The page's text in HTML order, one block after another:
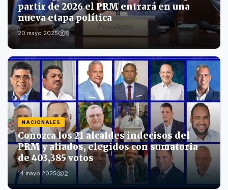
partir de 2026 el PRM entrará en una
nueva etapa política
20 mayo 2025 5
NACIONALES
Conozca los 21 alcaldes indecisos del
PRM y aliados, elegidos con sumatoria
de 403,385 votos
14 mayo 2025 2